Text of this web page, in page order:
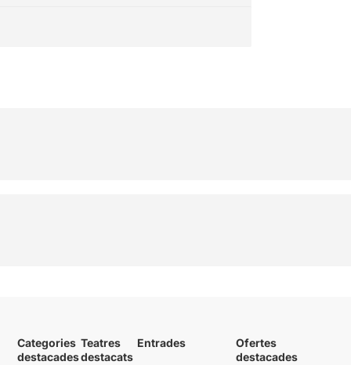
Categories
destacades
Teatres
destacats
Entrades
Ofertes
destacades